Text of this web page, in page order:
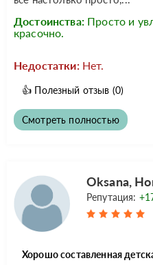
Достоинства: Просто и
красочно.
Недостатки: Нет.
👍 Полезный отзыв (0)
Смотреть полностью
Oksana,
Репутация:
Хорошо составленная